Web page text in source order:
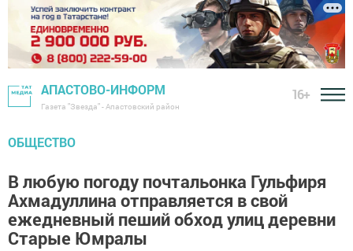
АПАСТОВО-ИНФОРМ
Газета "Звезда" - Апастовский район
16+
ОБЩЕСТВО
В любую погоду почтальонка Гульфиря
Ахмадуллина отправляется в свой
ежедневный пеший обход улиц деревни
Старые Юмралы